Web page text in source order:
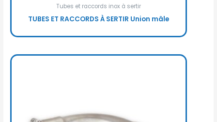
Tubes et raccords inox à sertir
TUBES ET RACCORDS À SERTIR Union mâle